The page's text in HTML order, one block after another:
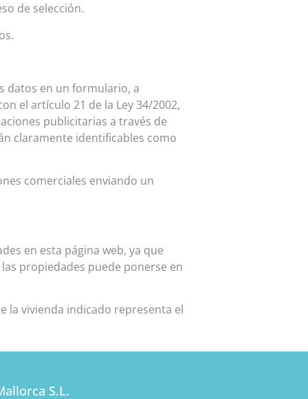
de selección.
datos en un formulario, a
el artículo 21 de la Ley 34/2002,
publicitarias a través de
claramente identificables como
comerciales enviando un
en esta página web, ya que
propiedades puede ponerse en
la vivienda indicado representa el
S.L.